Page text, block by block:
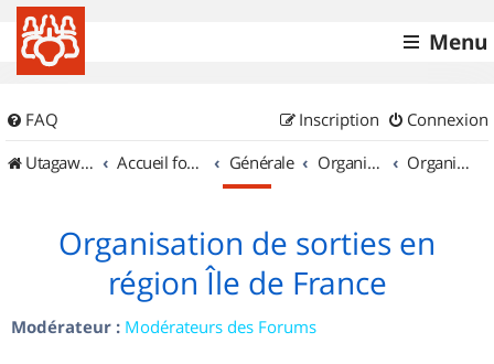
Menu
FAQ Connexion
Inscription
UtagawaVTT (Randos VTT et VTTAE avec traces GPS)
Accueil forum Générale Organisation de sorties & Recherche de partenaires Organisation de sorties en région Île de France
Organisation de sorties en
région Île de France
Modérateur : Modérateurs des Forums